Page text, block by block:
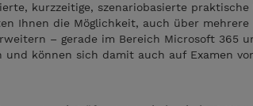
kurzzeitige, szenariobasierte praktische
Ihnen die Möglichkeit, auch über
– gerade im Bereich Microsoft 365
können sich damit auch auf Examen